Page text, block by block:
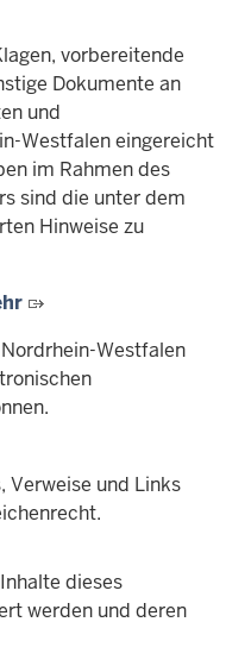
vorbereitende
Dokumente an
und
Westfalen eingereicht
im Rahmen des
sind die unter dem
Hinweise zu
Westfalen
Verweise und Links
dieses
werden und deren